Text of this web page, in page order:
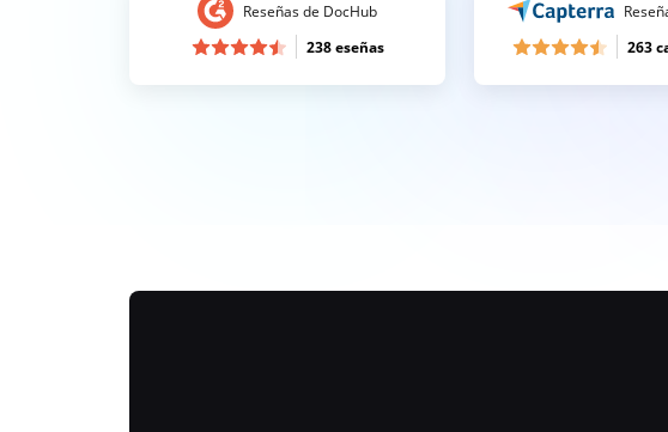
Reseñas de DocHub
238 eseñas
263